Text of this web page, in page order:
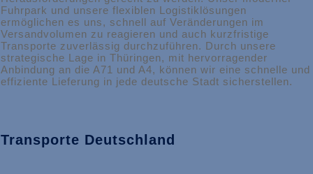
Fuhrpark und unsere flexiblen Logistiklösungen
ermöglichen es uns, schnell auf Veränderungen im
Versandvolumen zu reagieren und auch kurzfristige
Transporte zuverlässig durchzuführen. Durch unsere
strategische Lage in Thüringen, mit hervorragender
Anbindung an die A71 und A4, können wir eine schnelle und
effiziente Lieferung in jede deutsche Stadt sicherstellen.
Transporte Deutschland